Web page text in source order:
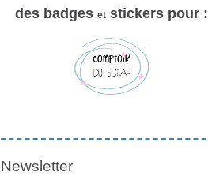
des badges et stickers pour :
Newsletter